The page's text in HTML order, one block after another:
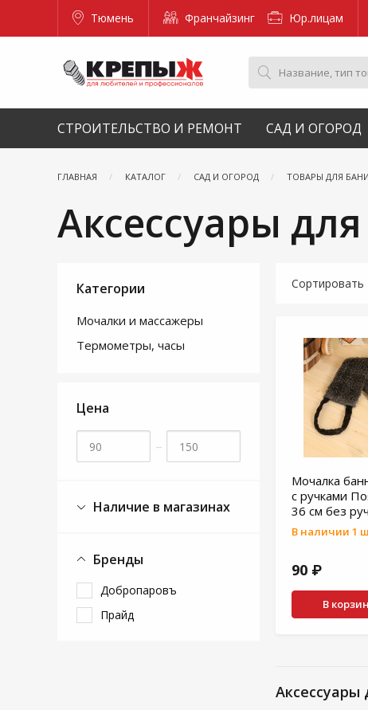
Тюмень Франчайзинг Юр.лицам
СТРОИТЕЛЬСТВО И РЕМОНТ САД И ОГОРОД
ГЛАВНАЯ КАТАЛОГ САД И ОГОРОД ТОВАРЫ ДЛЯ БАНИ
Аксессуары
Категории
Мочалки и массажеры
Термометры, часы
Цена
–
Наличие в магазинах
Бренды
Добропаровъ
Прайд
Сортировать
Мочалка
с ручками
36 см без
В наличии 1
90 ₽
В